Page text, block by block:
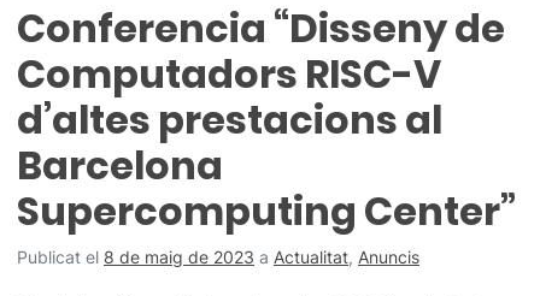
Conferencia “Disseny de
Computadors RISC-V
d’altes prestacions al
Barcelona
Supercomputing Center”
Publicat el 8 de maig de 2023 a Actualitat, Anuncis